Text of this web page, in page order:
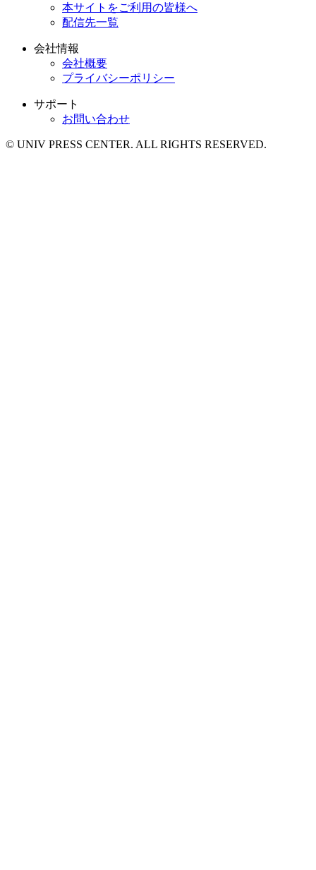
本サイトをご利用の皆様へ
配信先一覧
会社情報
会社概要
プライバシーポリシー
サポート
お問い合わせ
© UNIV PRESS CENTER. ALL RIGHTS RESERVED.